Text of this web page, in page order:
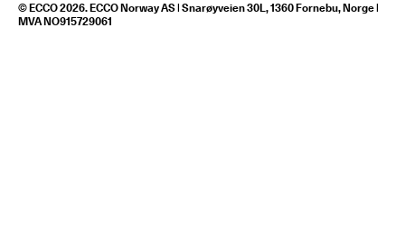
© ECCO 2026. ECCO Norway AS | Snarøyveien 30L, 1360 Fornebu, Norge |
MVA NO915729061